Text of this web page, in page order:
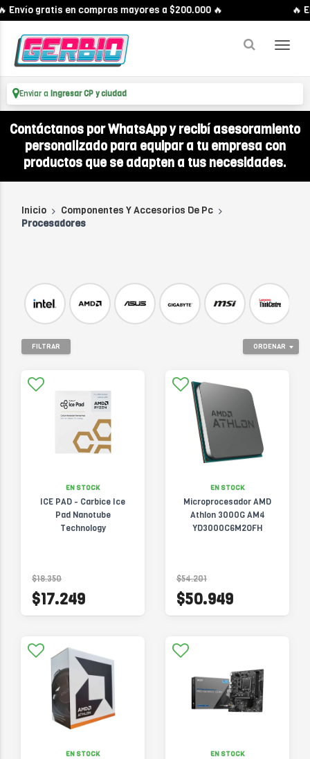
gratis en compras mayores a $200.000 🔥 🔥
Enviar a Ingresar CP y ciudad
Contáctanos por WhatsApp y recibí asesoramiento
personalizado para equipar a tu empresa con
productos que se adapten a tus necesidades.
Inicio
Componentes Y Accesorios De Pc
Procesadores
ORDENAR
FILTRAR
EN STOCK
ICE PAD - Carbice Ice
Pad Nanotube
Technology
$18.350
$17.249
EN STOCK
Microprocesador AMD
Athlon 3000G AM4
YD3000C6M2OFH
$54.201
$50.949
EN STOCK EN STOCK